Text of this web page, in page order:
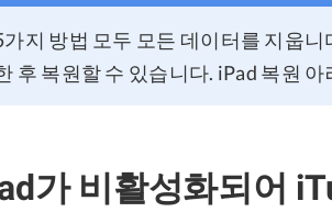
가지 방법 모두 모든 데이터를 지웁
후 복원할 수 있습니다. iPad 복원
가 비활성화되어